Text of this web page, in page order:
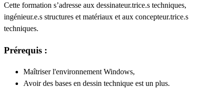
Cette formation s’adresse aux dessinateur.trice.s techniques,
ingénieur.e.s structures et matériaux et aux concepteur.trice.s
techniques.
Prérequis :
Maîtriser l'environnement Windows,
Avoir des bases en dessin technique est un plus.